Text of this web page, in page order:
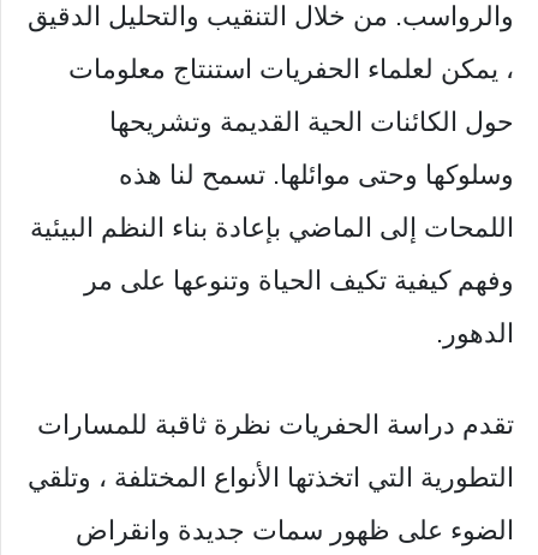
والرواسب. من خلال التنقيب والتحليل الدقيق
، يمكن لعلماء الحفريات استنتاج معلومات
حول الكائنات الحية القديمة وتشريحها
وسلوكها وحتى موائلها. تسمح لنا هذه
اللمحات إلى الماضي بإعادة بناء النظم البيئية
وفهم كيفية تكيف الحياة وتنوعها على مر
الدهور.
تقدم دراسة الحفريات نظرة ثاقبة للمسارات
التطورية التي اتخذتها الأنواع المختلفة ، وتلقي
الضوء على ظهور سمات جديدة وانقراض